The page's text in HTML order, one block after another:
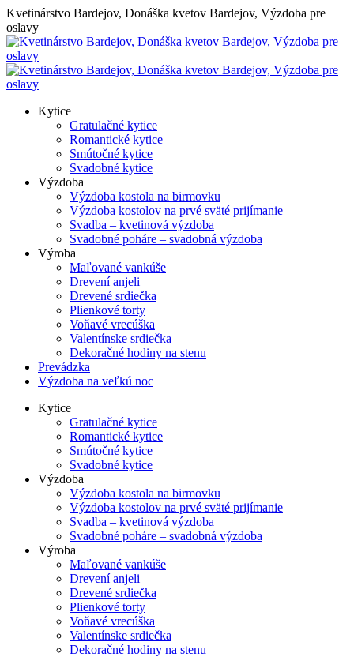
Skip
to
content
Kvetinárstvo Bardejov, Donáška kvetov Bardejov, Výzdoba pre
oslavy
Kytice
Gratulačné kytice
Romantické kytice
Smútočné kytice
Svadobné kytice
Výzdoba
Výzdoba kostola na birmovku
Výzdoba kostolov na prvé sväté prijímanie
Svadba – kvetinová výzdoba
Svadobné poháre – svadobná výzdoba
Výroba
Maľované vankúše
Drevení anjeli
Drevené srdiečka
Plienkové torty
Voňavé vrecúška
Valentínske srdiečka
Dekoračné hodiny na stenu
Prevádzka
Výzdoba na veľkú noc
Kytice
Gratulačné kytice
Romantické kytice
Smútočné kytice
Svadobné kytice
Výzdoba
Výzdoba kostola na birmovku
Výzdoba kostolov na prvé sväté prijímanie
Svadba – kvetinová výzdoba
Svadobné poháre – svadobná výzdoba
Výroba
Maľované vankúše
Drevení anjeli
Drevené srdiečka
Plienkové torty
Voňavé vrecúška
Valentínske srdiečka
Dekoračné hodiny na stenu